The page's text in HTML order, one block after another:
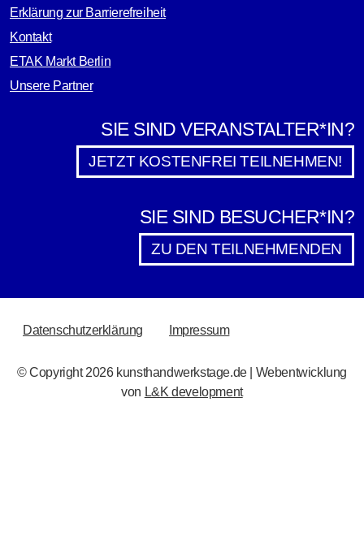
Erklärung zur Barrierefreiheit
Kontakt
ETAK Markt Berlin
Unsere Partner
SIE SIND VERANSTALTER*IN?
JETZT KOSTENFREI TEILNEHMEN!
SIE SIND BESUCHER*IN?
ZU DEN TEILNEHMENDEN
RECHTLICHES
Datenschutzerklärung Impressum
© Copyright 2026 kunsthandwerkstage.de | Webentwicklung
von L&K development